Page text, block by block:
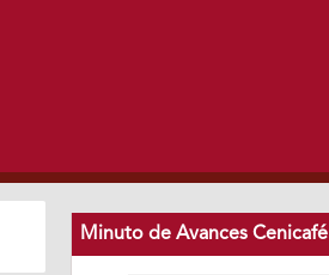
Minuto de Avances Cenicafé